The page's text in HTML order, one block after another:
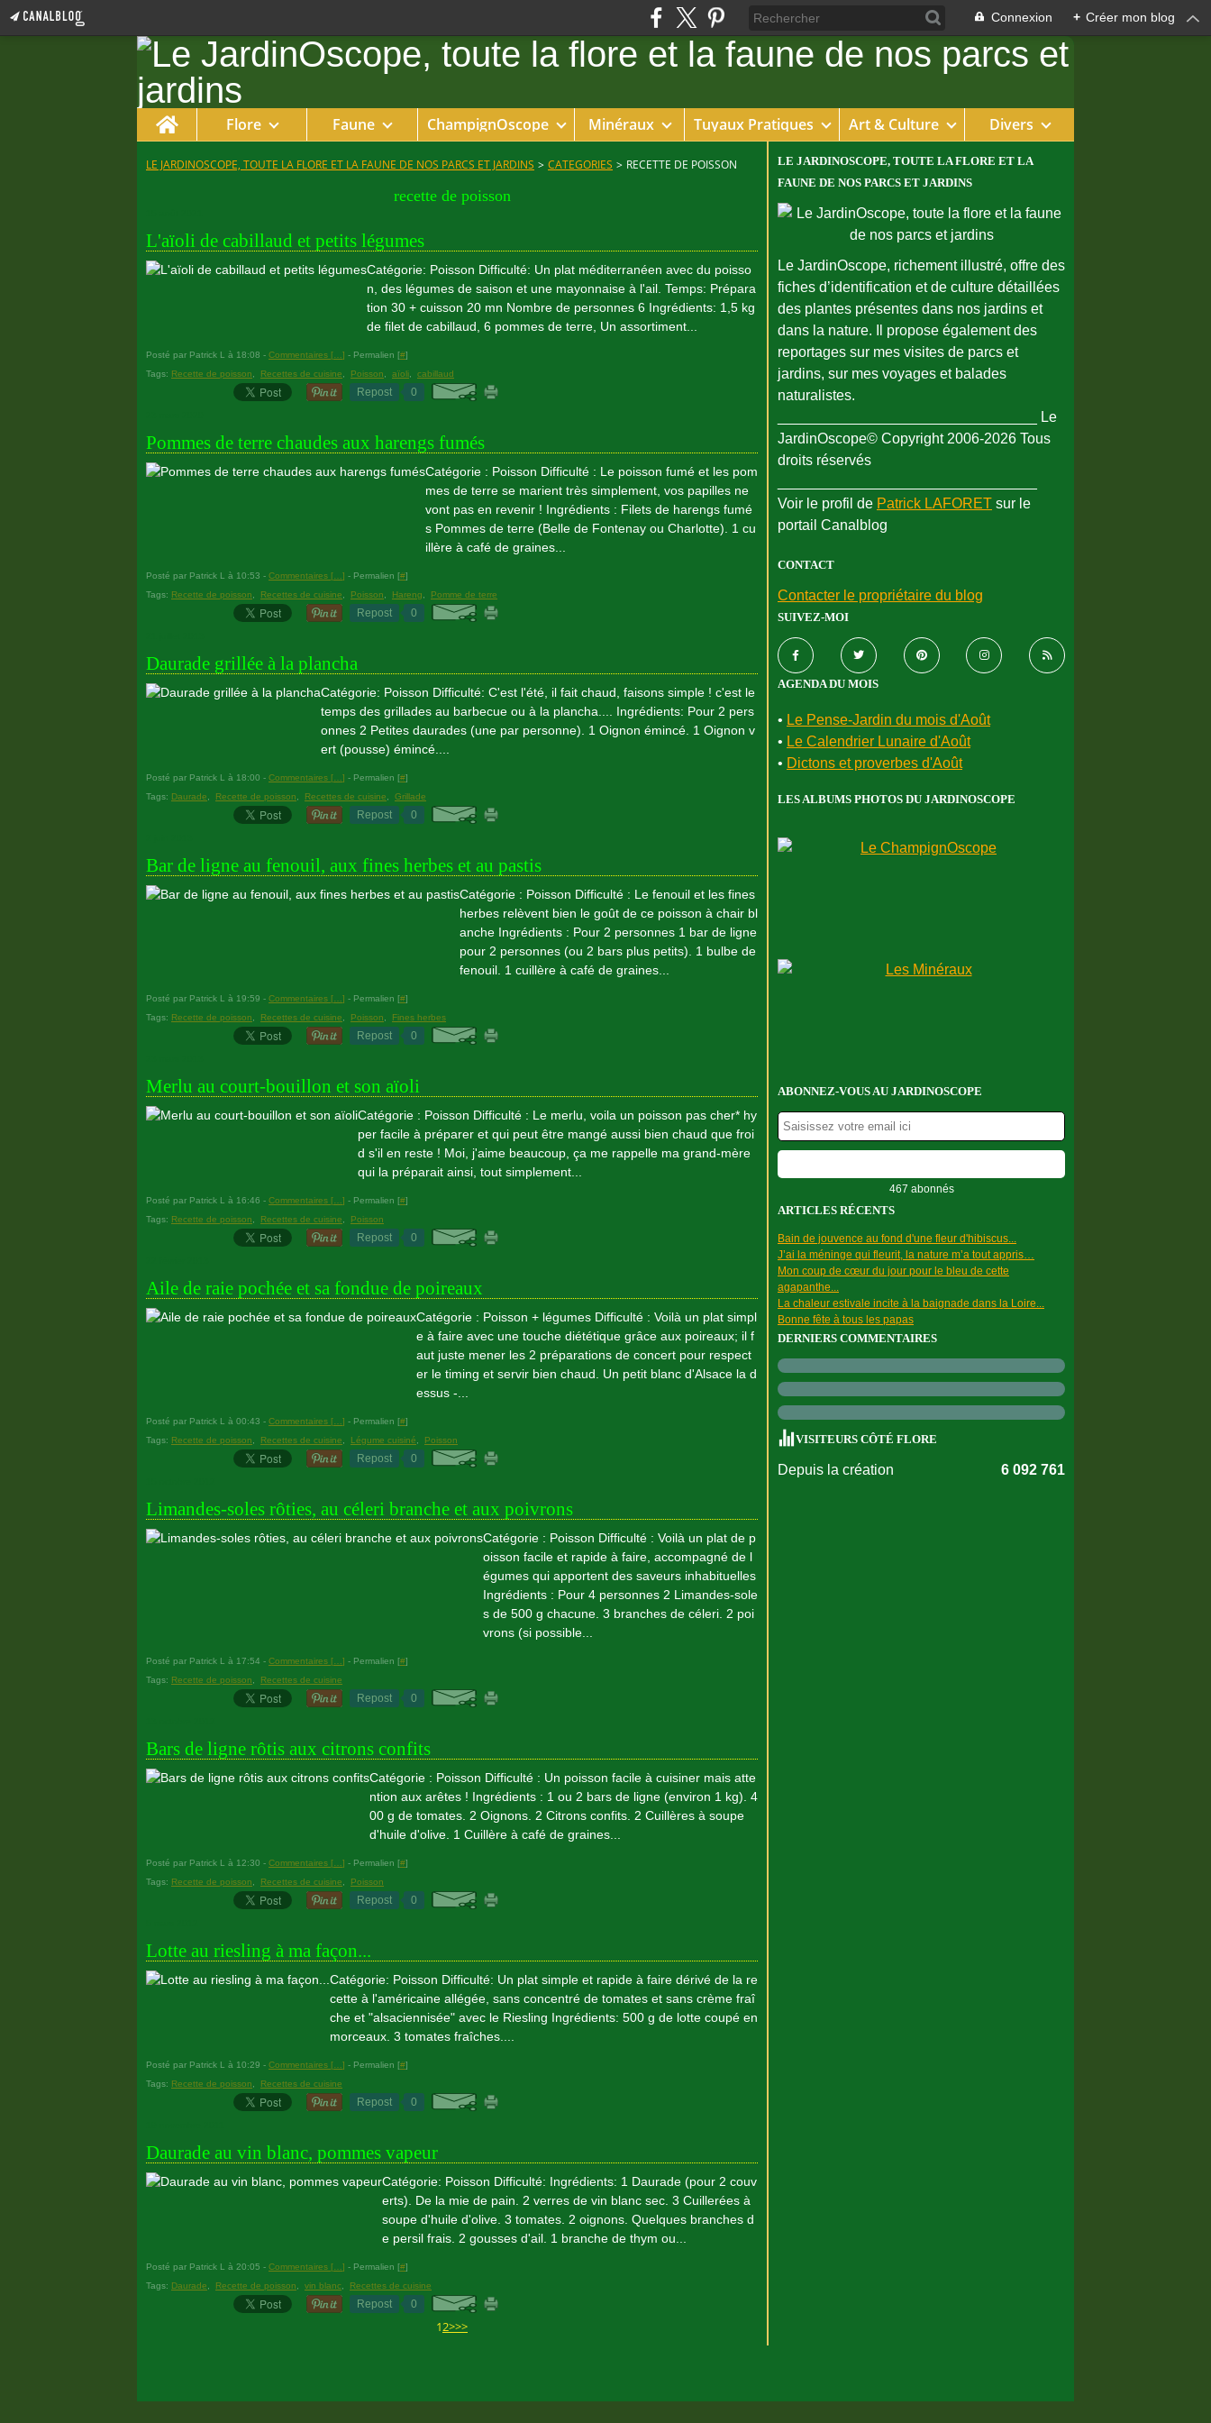
Connexion + Créer mon blog
Home Flore Faune ChampignOscope Minéraux Tuyaux Pratiques Art & Culture Divers
LE JARDINOSCOPE, TOUTE LA FLORE ET LA FAUNE DE NOS PARCS ET JARDINS > CATEGORIES > RECETTE DE POISSON
recette de poisson
L'aïoli de cabillaud et petits légumes
Catégorie: Poisson Difficulté: Un plat méditerranéen avec du poisso
n, des légumes de saison et une mayonnaise à l'ail. Temps: Prépara
tion 30 + cuisson 20 mn Nombre de personnes 6 Ingrédients: 1,5 kg
de filet de cabillaud, 6 pommes de terre, Un assortiment...
Posté par Patrick L à 18:08 - Commentaires [ ] - Permalien [#]
Tags: Recette de poisson Recettes de cuisine Poisson aïoli cabillaud
Repost 0
Pommes de terre chaudes aux harengs fumés
Catégorie : Poisson Difficulté : Le poisson fumé et les pom
mes de terre se marient très simplement, vos papilles ne
vont pas en revenir ! Ingrédients : Filets de harengs fumé
s Pommes de terre (Belle de Fontenay ou Charlotte). 1 cu
illère à café de graines...
Posté par Patrick L à 10:53 - Commentaires [ ] - Permalien [#]
Tags: Recette de poisson Recettes de cuisine Poisson Hareng Pomme de terre
Repost 0
Daurade grillée à la plancha
Catégorie: Poisson Difficulté: C'est l'été, il fait chaud, faisons simple ! c'est le
temps des grillades au barbecue ou à la plancha.... Ingrédients: Pour 2 pers
onnes 2 Petites daurades (une par personne). 1 Oignon émincé. 1 Oignon v
ert (pousse) émincé....
Posté par Patrick L à 18:00 - Commentaires [ ] - Permalien [#]
Tags: Daurade Recette de poisson Recettes de cuisine Grillade
Repost 0
Bar de ligne au fenouil, aux fines herbes et au pastis
Catégorie : Poisson Difficulté : Le fenouil et les fines
herbes relèvent bien le goût de ce poisson à chair bl
anche Ingrédients : Pour 2 personnes 1 bar de ligne
pour 2 personnes (ou 2 bars plus petits). 1 bulbe de
fenouil. 1 cuillère à café de graines...
Posté par Patrick L à 19:59 - Commentaires [ ] - Permalien [#]
Tags: Recette de poisson Recettes de cuisine Poisson Fines herbes
Repost 0
Merlu au court-bouillon et son aïoli
Catégorie : Poisson Difficulté : Le merlu, voila un poisson pas cher* hy
per facile à préparer et qui peut être mangé aussi bien chaud que froi
d s'il en reste ! Moi, j'aime beaucoup, ça me rappelle ma grand-mère
qui la préparait ainsi, tout simplement...
Posté par Patrick L à 16:46 - Commentaires [ ] - Permalien [#]
Tags: Recette de poisson Recettes de cuisine Poisson
Repost 0
Aile de raie pochée et sa fondue de poireaux
Catégorie : Poisson + légumes Difficulté : Voilà un plat simpl
e à faire avec une touche diététique grâce aux poireaux; il f
aut juste mener les 2 préparations de concert pour respect
er le timing et servir bien chaud. Un petit blanc d'Alsace la d
essus -...
Posté par Patrick L à 00:43 - Commentaires [ ] - Permalien [#]
Tags: Recette de poisson Recettes de cuisine Légume cuisiné Poisson
Repost 0
Limandes-soles rôties, au céleri branche et aux poivrons
Catégorie : Poisson Difficulté : Voilà un plat de p
oisson facile et rapide à faire, accompagné de l
égumes qui apportent des saveurs inhabituelles
Ingrédients : Pour 4 personnes 2 Limandes-sole
s de 500 g chacune. 3 branches de céleri. 2 poi
vrons (si possible...
Posté par Patrick L à 17:54 - Commentaires [ ] - Permalien [#]
Tags: Recette de poisson Recettes de cuisine
Repost 0
Bars de ligne rôtis aux citrons confits
Catégorie : Poisson Difficulté : Un poisson facile à cuisiner mais atte
ntion aux arêtes ! Ingrédients : 1 ou 2 bars de ligne (environ 1 kg). 4
00 g de tomates. 2 Oignons. 2 Citrons confits. 2 Cuillères à soupe
d'huile d'olive. 1 Cuillère à café de graines...
Posté par Patrick L à 12:30 - Commentaires [ ] - Permalien [#]
Tags: Recette de poisson Recettes de cuisine Poisson
Repost 0
Lotte au riesling à ma façon...
Catégorie: Poisson Difficulté: Un plat simple et rapide à faire dérivé de la re
cette à l'américaine allégée, sans concentré de tomates et sans crème fraî
che et "alsaciennisée" avec le Riesling Ingrédients: 500 g de lotte coupé en
morceaux. 3 tomates fraîches....
Posté par Patrick L à 10:29 - Commentaires [ ] - Permalien [#]
Tags: Recette de poisson Recettes de cuisine
Repost 0
Daurade au vin blanc, pommes vapeur
Catégorie: Poisson Difficulté: Ingrédients: 1 Daurade (pour 2 couv
erts). De la mie de pain. 2 verres de vin blanc sec. 3 Cuillerées à
soupe d'huile d'olive. 3 tomates. 2 oignons. Quelques branches d
e persil frais. 2 gousses d'ail. 1 branche de thym ou...
Posté par Patrick L à 20:05 - Commentaires [ ] - Permalien [#]
Tags: Daurade Recette de poisson vin blanc Recettes de cuisine
Repost 0
12>>>
LE JARDINOSCOPE, TOUTE LA FLORE ET LA
FAUNE DE NOS PARCS ET JARDINS
Le JardinOscope, richement illustré, offre des
fiches d’identification et de culture détaillées
des plantes présentes dans nos jardins et
dans la nature. Il propose également des
reportages sur mes visites de parcs et
jardins, sur mes voyages et balades
naturalistes.
________________________________ Le
JardinOscope© Copyright 2006-2026 Tous
droits réservés
Voir le profil de Patrick LAFORET sur le
portail Canalblog
CONTACT
Contacter le propriétaire du blog
SUIVEZ-MOI
AGENDA DU MOIS
• Le Pense-Jardin du mois d'Août
• Le Calendrier Lunaire d'Août
• Dictons et proverbes d'Août
LES ALBUMS PHOTOS DU JARDINOSCOPE
ABONNEZ-VOUS AU JARDINOSCOPE
467 abonnés
ARTICLES RÉCENTS
Bain de jouvence au fond d'une fleur d'hibiscus...
J’ai la méninge qui fleurit, la nature m’a tout appris…
Mon coup de cœur du jour pour le bleu de cette
agapanthe...
La chaleur estivale incite à la baignade dans la Loire...
Bonne fête à tous les papas
DERNIERS COMMENTAIRES
VISITEURS CÔTÉ FLORE
Depuis la création 6 092 761